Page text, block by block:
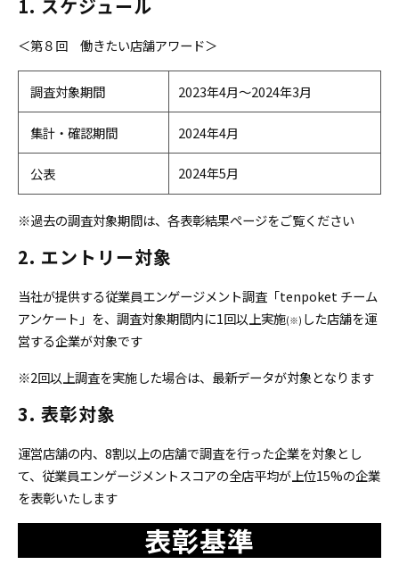
1. スケジュール
＜第８回 働きたい店舗アワード＞
調査対象期間 2023年4月～2024年3月
集計・確認期間 2024年4月
公表 2024年5月
※過去の調査対象期間は、各表彰結果ページをご覧ください
2. エントリー対象
当社が提供する従業員エンゲージメント調査「tenpoket チーム
アンケート」を、調査対象期間内に1回以上実施(※) した店舗を運
営する企業が対象です
※2回以上調査を実施した場合は、最新データが対象となります
3. 表彰対象
運営店舗の内、8割以上の店舗で調査を行った企業を対象とし
て、従業員エンゲージメントスコアの全店平均が上位15%の企業
を表彰いたします
表彰基準